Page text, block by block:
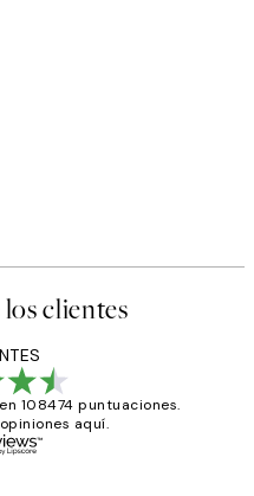
clientes
108474 puntuaciones.
aquí.